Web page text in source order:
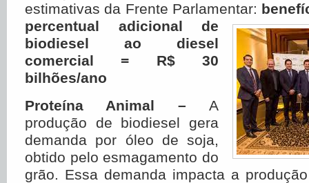
estimativas da Frente Parlamentar:
percentual adicional de
biodiesel ao diesel
comercial = R$30
bilhões/ano
Proteína Animal –
A
produção de biodiesel gera
demanda por óleo de soja,
obtido pelo esmagamento do
grão. Essa demanda impacta a